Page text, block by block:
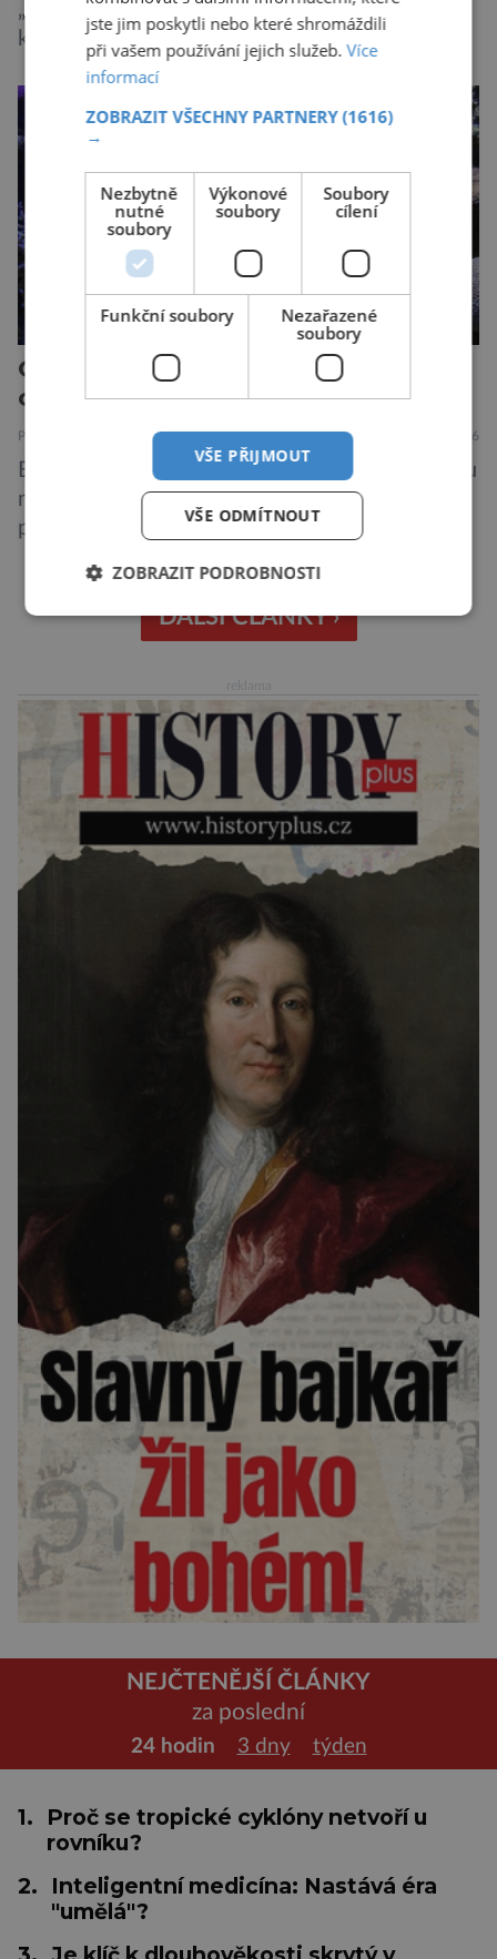
„mozkovou mlhou“, kdy se potýkají s výpadky
krátkodobé paměti, roztržitostí, problémy se
vyjádřit či neschopností udržet pozornost. Tyto
obtíže byly dlouhou dobu připisovány
nedostatku spánku a stresu při péči o
novorozence. Nyní se však ukazuje, že za tím
stojí změny v mozku vyvolané těhotenstvím!
Poporodní mozková mlha, v angličtině […]
Opalovací krémy škodí korálům,
co s tím?
PŘÍRODA ZAJÍMAVOSTI 31.7.2026
Bez opalovacího krému hrozí lidem při pobytu u
moře rakovina kůže. Jenže po každém plavání
po nás trocha krému v moři zůstane, během
až čtvrtina opalovacího krému. Ke korálovým
útesům tak voda každoročně zanese na pět
tisíc tun pro ně toxických látek z opalovacích
DALŠÍ ČLÁNKY ›
NEJČTENĚJŠÍ ČLÁNKY
za poslední
24 hodin 3 dny týden
1.
Proč se tropické cyklóny netvoří u
rovníku?
2.
Inteligentní medicína: Nastává éra
"umělá"?
jste jim poskytli nebo které shromáždili
při vašem používání jejich služeb.Více
informací
ZOBRAZIT VŠECHNY PARTNERY(1616)
→
Nezbytně
nutné
soubory
Výkonové
soubory
Soubory
cílení
Funkční soubory
Nezařazené
soubory
VŠE PŘIJMOUT
VŠE ODMÍTNOUT
ZOBRAZIT PODROBNOSTI